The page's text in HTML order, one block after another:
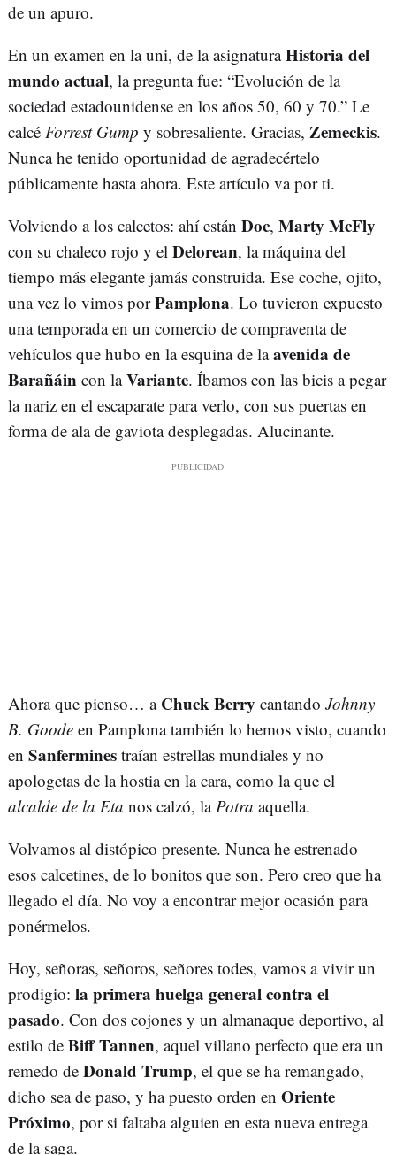
de un apuro.
En un examen en la uni, de la asignaturaHistoria del
mundo actual, la pregunta fue: “Evolución de la
sociedad estadounidense en los años 50, 60 y 70.” Le
calcé Forrest Gump y sobresaliente. Gracias, Zemeckis.
Nunca he tenido oportunidad de agradecértelo
públicamente hasta ahora. Este artículo va por ti.
Volviendo a los calcetos: ahí están Doc, Marty McFly
con su chaleco rojo y el Delorean, la máquina del
tiempo más elegante jamás construida. Ese coche, ojito,
una vez lo vimos porPamplona. Lo tuvieron expuesto
una temporada en un comercio de compraventa de
vehículos que hubo en la esquina de laavenida de
Barañáin con laVariante. Íbamos con las bicis a pegar
la nariz en el escaparate para verlo, con sus puertas en
forma de ala de gaviota desplegadas. Alucinante.
Ahora que pienso… a Chuck Berry cantando Johnny
B. Goode en Pamplona también lo hemos visto, cuando
en Sanfermines traían estrellas mundiales y no
apologetas de la hostia en la cara, como la que el
alcalde de la Eta nos calzó, laPotra aquella.
Volvamos al distópico presente. Nunca he estrenado
esos calcetines, de lo bonitos que son. Pero creo que ha
llegado el día. No voy a encontrar mejor ocasión para
ponérmelos.
Hoy, señoras, señoros, señores todes, vamos a vivir un
prodigio: la primera huelga general contra el
pasado. Con dos cojones y un almanaque deportivo, al
estilo de Biff Tannen, aquel villano perfecto que era un
remedo de Donald Trump, el que se ha remangado,
dicho sea de paso, y ha puesto orden en Oriente
Próximo, por si faltaba alguien en esta nueva entrega
de la saga.